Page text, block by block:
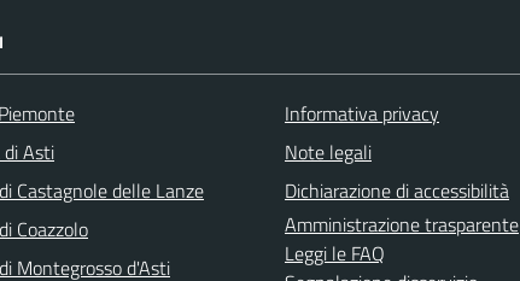
di Asti
Castagnole delle Lanze
Coazzolo
Montegrosso d'Asti
Informativa privacy
Note legali
Dichiarazione di accessibilità
Amministrazione trasparente
Leggi le FAQ